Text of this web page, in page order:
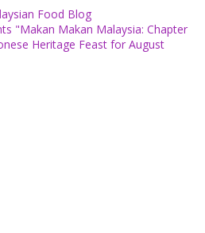
Food Blog
"Makan Makan Malaysia: Chapter
Heritage Feast for August